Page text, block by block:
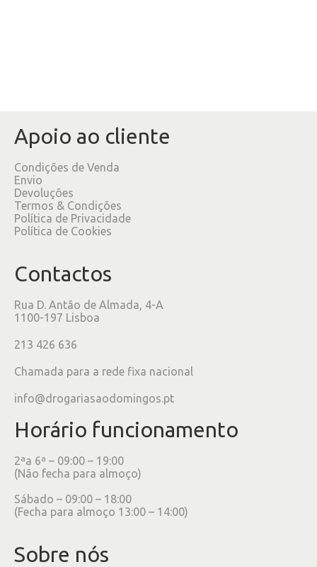
Apoio ao cliente
Condições de Venda
Envio
Devoluções
Termos & Condições
Política de Privacidade
Política de Cookies
Contactos
Rua D. Antão de Almada, 4-A
1100-197 Lisboa
213 426 636
Chamada para a rede fixa nacional
info@drogariasaodomingos.pt
Horário funcionamento
2ªa 6ª – 09:00 – 19:00
(Não fecha para almoço)
Sábado – 09:00 – 18:00
(Fecha para almoço 13:00 – 14:00)
Sobre nós